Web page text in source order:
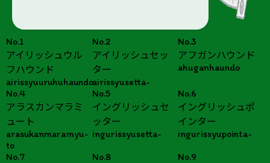
No.1
アイリッシュウル
フハウンド
airissyuuruhuhaundo
No.2
アイリッシュセッ
ター
airissyusetta-
No.3
アフガンハウンド
ahuganhaundo
No.4
アラスカンマラミ
ュート
arasukanmaramyu-
to
No.5
イングリッシュセ
ッター
ingurissyusetta-
No.6
イングリッシュポ
インター
ingurissyupointa-
No.7
No.8
No.9